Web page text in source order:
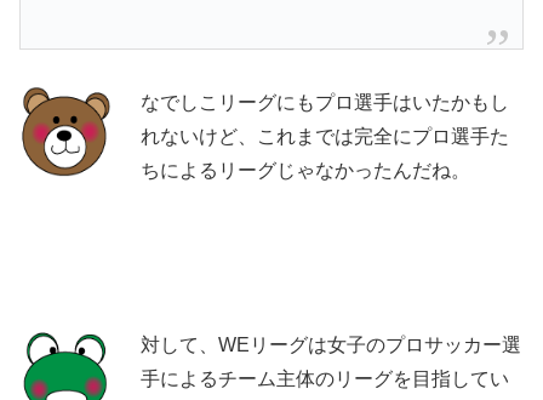
なでしこリーグにもプロ選手はいたかもし
れないけど、これまでは完全にプロ選手た
ちによるリーグじゃなかったんだね。
対して、WEリーグは女子のプロサッカー選
手によるチーム主体のリーグを目指してい